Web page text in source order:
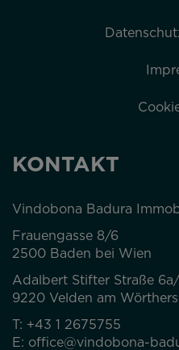
KONTAKT
Vindobona Badura
Frauengasse 8/6
2500 Baden bei Wien
Adalbert Stifter Straße
9220 Velden am
T: +43 1 2675755
E: office@vindobona-